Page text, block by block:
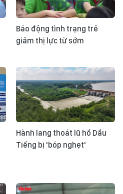
Báo động tình trạng trẻ
giảm thị lực từ sớm
Hành lang thoát lũ hồ Dầu
Tiếng bị 'bóp nghẹt'